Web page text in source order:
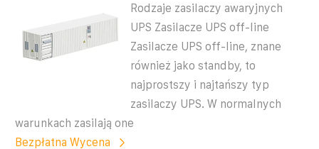
Rodzaje zasilaczy awaryjnych
UPS Zasilacze UPS off-line
Zasilacze UPS off-line, znane
również jako standby, to
najprostszy i najtańszy typ
zasilaczy UPS. W normalnych
warunkach zasilają one
Bezpłatna Wycena